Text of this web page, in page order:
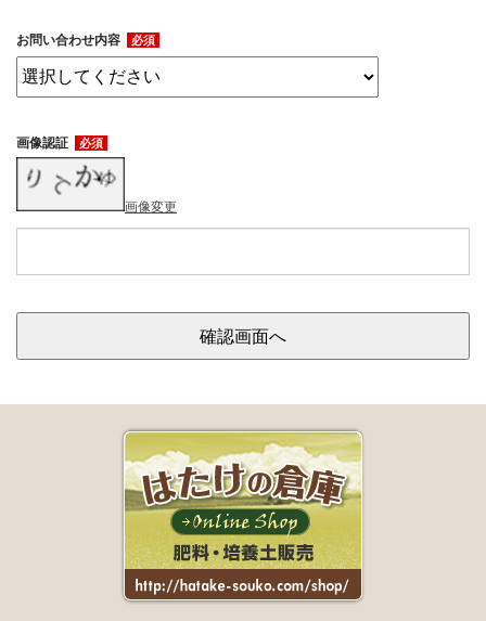
お問い合わせ内容 必須
画像認証 必須
画像変更
確認画面へ